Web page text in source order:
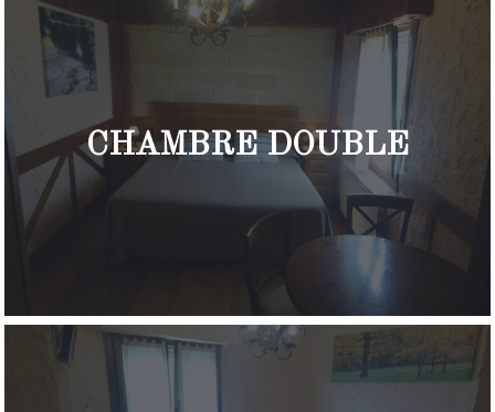
CHAMBRE DOUBLE